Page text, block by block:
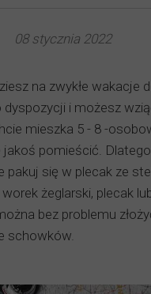
na zwykłe wakacje
dyspozycji i możesz
mieszka 5 - 8 -
pomieścić. Dlatego
pakuj się w plecak ze
żeglarski, plecak
bez problemu
schowków.
08 stycznia 2022